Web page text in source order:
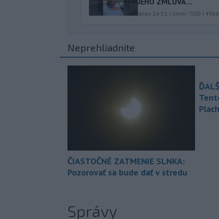
dnes 14:51 | Smer - SSD | 4966
Neprehliadnite
ČIASTOČNÉ ZATMENIE SLNKA:
Pozorovať sa bude dať v stredu
Správy